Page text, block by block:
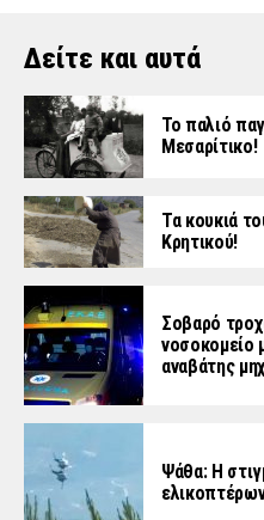
Δείτε και αυτά
Το παλιό
Μεσαρίτικο!
Τα κουκιά
Κρητικού!
Σοβαρό
νοσοκομείο
αναβάτης
Ψάθα: Η